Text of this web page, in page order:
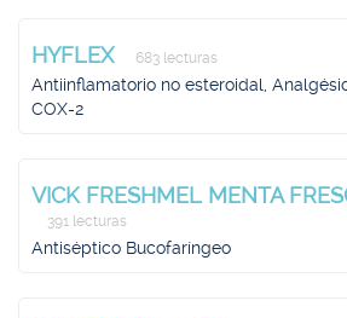
HYFLEX 683 lecturas
Antiinflamatorio no esteroidal,
COX-2
VICK FRESHMEL MENTA
391 lecturas
Antiséptico Bucofaríngeo